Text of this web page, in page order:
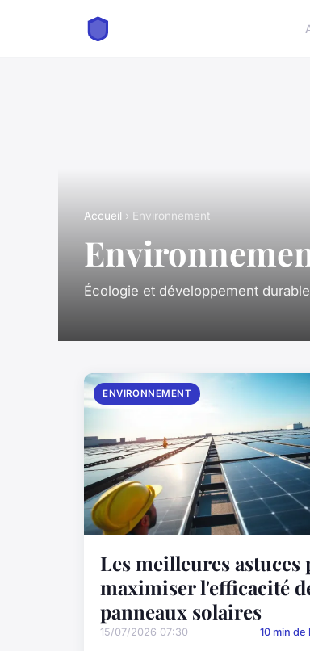
Accueil › Environnement
Écologie et développement durable
ENVIRONNEMENT
Les meilleures astuces
maximiser l'efficacité
panneaux solaires
15/07/2026 07:30 10 min